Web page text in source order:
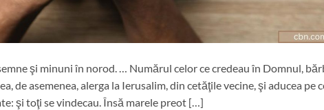
şi minuni în norod. … Numărul celor ce credeau în Domnul,
de asemenea, alerga la Ierusalim, din cetăţile vecine, şi aducea pe
şi toţi se vindecau. Însă marele preot […]